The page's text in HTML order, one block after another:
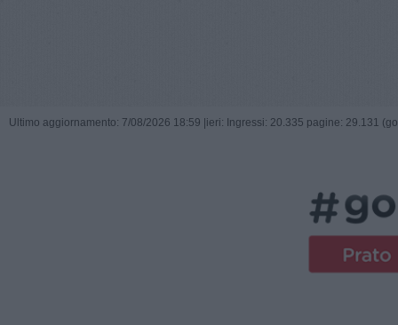
Ultimo aggiornamento: 7/08/2026 18:59 | ieri: Ingressi: 20.335 pagine: 29.131